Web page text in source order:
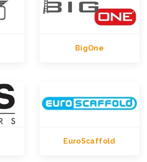
BigOne
EuroScaffold